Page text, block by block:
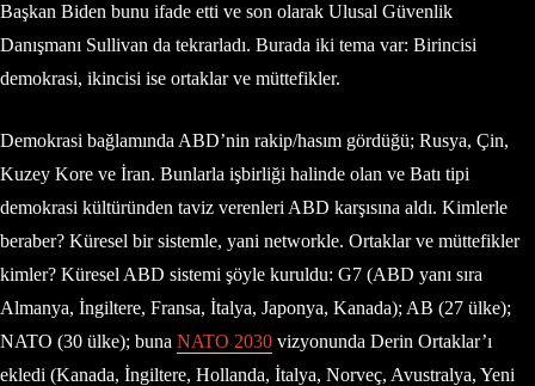
Başkan Biden bunu ifade etti ve son olarak Ulusal Güvenlik
Danışmanı Sullivan da tekrarladı. Burada iki tema var: Birincisi
demokrasi, ikincisi ise ortaklar ve müttefikler.
Demokrasi bağlamında ABD’nin rakip/hasım gördüğü; Rusya, Çin,
Kuzey Kore ve İran. Bunlarla işbirliği halinde olan ve Batı tipi
demokrasi kültüründen taviz verenleri ABD karşısına aldı. Kimlerle
beraber? Küresel bir sistemle, yani networkle. Ortaklar ve müttefikler
kimler? Küresel ABD sistemi şöyle kuruldu: G7 (ABD yanı sıra
Almanya, İngiltere, Fransa, İtalya, Japonya, Kanada); AB (27 ülke);
NATO (30 ülke); buna NATO 2030 vizyonunda Derin Ortaklar’ı
ekledi (Kanada, İngiltere, Hollanda, İtalya, Norveç, Avustralya, Yeni